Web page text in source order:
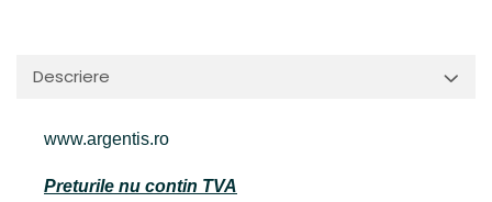
Descriere
www.argentis.ro
Preturile nu contin TVA